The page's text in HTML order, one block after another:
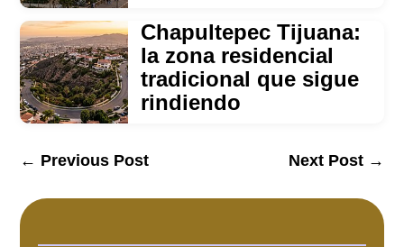
Chapultepec Tijuana:
la zona residencial
tradicional que sigue
rindiendo
← Previous Post Next Post→